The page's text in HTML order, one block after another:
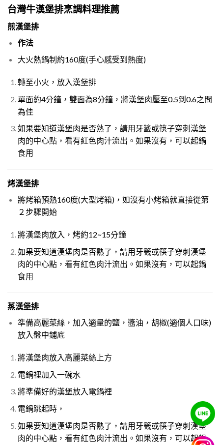
台灣牛漢堡排烹調料理推薦
煎漢堡排
作法
大火熱鍋制約160度(手心感受到熱度)
轉至小火，放入漢堡排
單面約4分鐘，雙面為8分鐘，將漢堡肉壓至0.5到0.6之間
為佳
如果要知道漢堡肉是否熟了，請用牙籤或筷子穿刺漢堡
肉的中心點，看有紅色肉汁流出。如果沒有，可以起鍋
食用
烤漢堡排
將烤箱預熱160度(大型烤箱)，如沒有小烤箱就直接從第
２步驟開始
將漢堡肉放入，烤約12~15分鐘
如果要知道漢堡肉是否熟了，請用牙籤或筷子穿刺漢堡
肉的中心點，看有紅色肉汁流出。如果沒有，可以起鍋
食用
蒸漢堡排
準備高麗菜絲，加入適量的鹽，醬油，胡椒(適個人口味)
放入盤中鋪底
將漢堡肉放入高麗菜絲上方
電鍋裡加入一碗水
將準備好的漢堡放入電鍋裡
電鍋跳起時，
如果要知道漢堡肉是否熟了，請用牙籤或筷子穿刺漢堡
肉的中心點，看有紅色肉汁流出。如果沒有，可以起鍋